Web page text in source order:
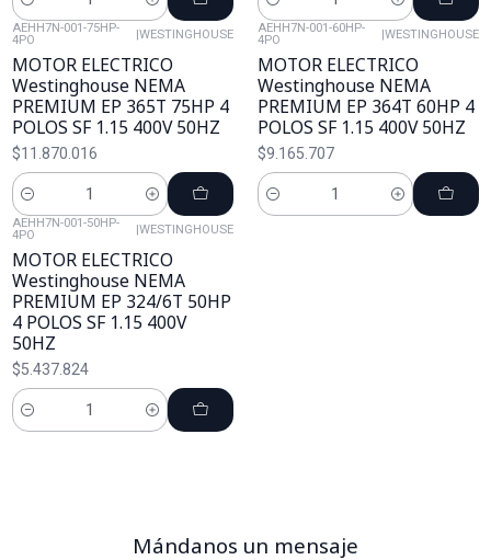
Cantidad Cantidad
AEHH7N-001-75HP-
4PO
|WESTINGHOUSE
MOTOR ELECTRICO
Westinghouse NEMA
PREMIUM EP 365T 75HP 4
POLOS SF 1.15 400V 50HZ
$11.870.016
Cantidad
AEHH7N-001-60HP-
4PO
|WESTINGHOUSE
MOTOR ELECTRICO
Westinghouse NEMA
PREMIUM EP 364T 60HP 4
POLOS SF 1.15 400V 50HZ
$9.165.707
Cantidad
AEHH7N-001-50HP-
4PO
|WESTINGHOUSE
MOTOR ELECTRICO
Westinghouse NEMA
PREMIUM EP 324/6T 50HP
4 POLOS SF 1.15 400V
50HZ
$5.437.824
Cantidad
Mándanos un mensaje